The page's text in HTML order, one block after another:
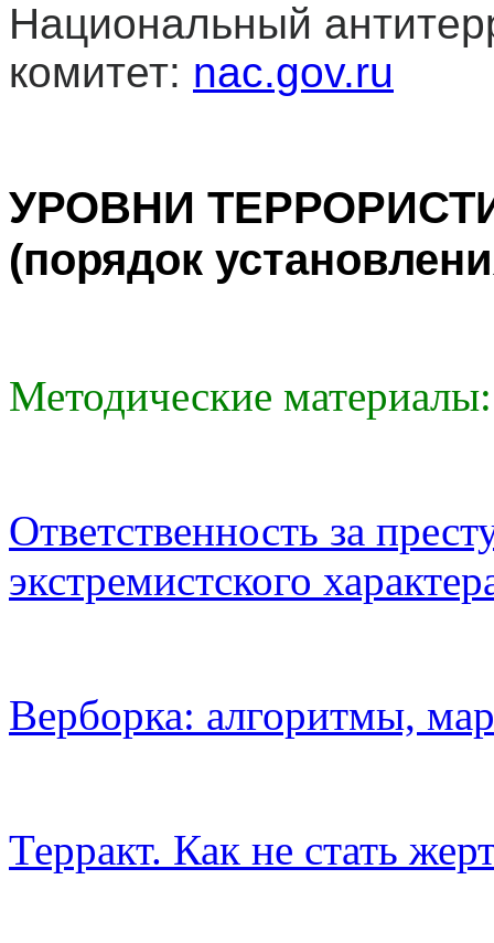
Национальный
комитет: nac.gov.ru
УРОВНИ
(порядок
Методические материалы:
Ответственность за
экстремистского
Верборка: алгоритмы,
Терракт. Как не стать